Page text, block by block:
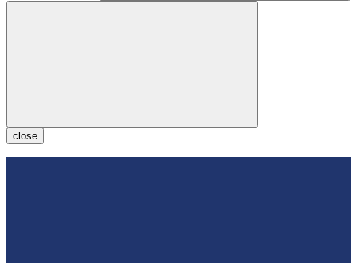
close